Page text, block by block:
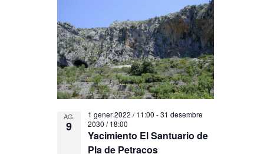
Photo
View
AG.
9
Yacimiento El Santuario de
Pla de Petracos
1 gener 2022 / 11:00 -31 desembre
2030 / 18:00